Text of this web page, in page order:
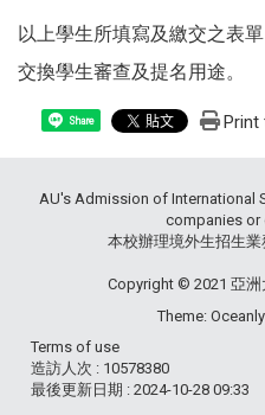
以上學生所填寫及繳交之表
交換學生審查及提名用途。
Share Print
AU's Admission of International
companies or
本校辦理境外生招生
Copyright © 2021 亞
Theme:
Terms of use
造訪人次 : 10578380
最後更新日期 : 2024-10-28 09:33